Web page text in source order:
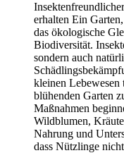
erhalten Ein
das ökologische
Biodiversität.
sondern auch
kleinen Lebewesen
blühenden Garten
Maßnahmen
Wildblumen,
Nahrung und
dass Nützlinge